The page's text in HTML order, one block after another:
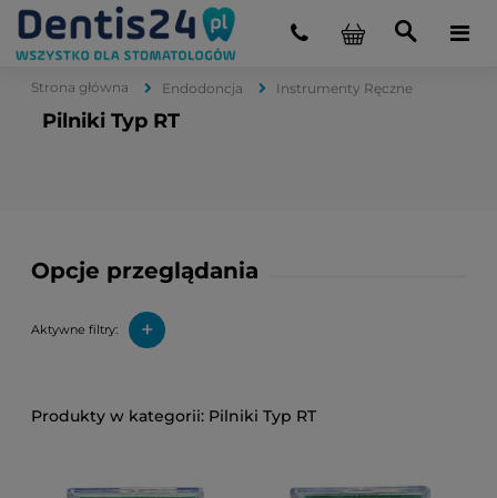
Strona główna Endodoncja Instrumenty Ręczne
Pilniki Typ RT
Opcje przeglądania
Aktywne filtry: +
Pilniki Typ RT